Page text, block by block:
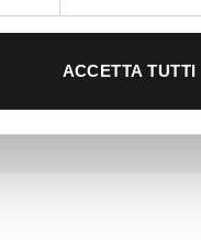
ACCETTA TUTTI